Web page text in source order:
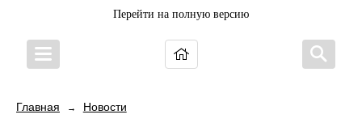
Перейти на полную версию
Главная → Новости